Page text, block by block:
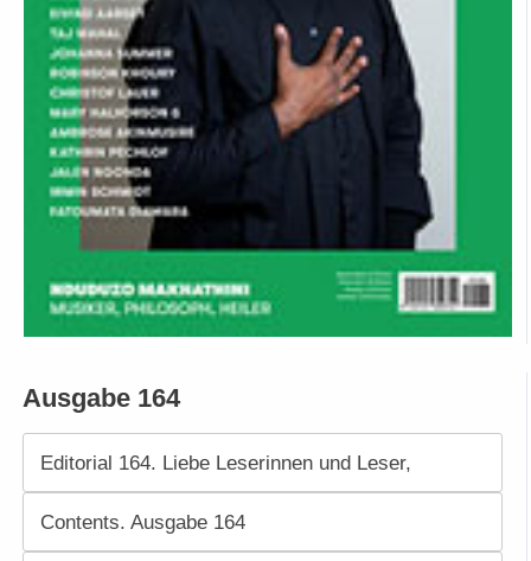
Ausgabe 164
Editorial 164. Liebe Leserinnen und Leser,
Contents. Ausgabe 164